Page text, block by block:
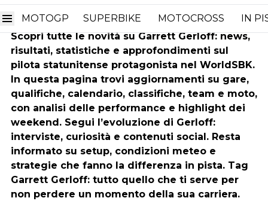
MOTOGP SUPERBIKE MOTOCROSS IN
Garrett Gerloff
Scopri tutte le novità su Garrett Gerloff: news,
risultati, statistiche e approfondimenti sul
pilota statunitense protagonista nel WorldSBK.
In questa pagina trovi aggiornamenti su gare,
qualifiche, calendario, classifiche, team e moto,
con analisi delle performance e highlight dei
weekend. Segui l’evoluzione di Gerloff:
interviste, curiosità e contenuti social. Resta
informato su setup, condizioni meteo e
strategie che fanno la differenza in pista. Tag
Garrett Gerloff: tutto quello che ti serve per
non perdere un momento della sua carriera.